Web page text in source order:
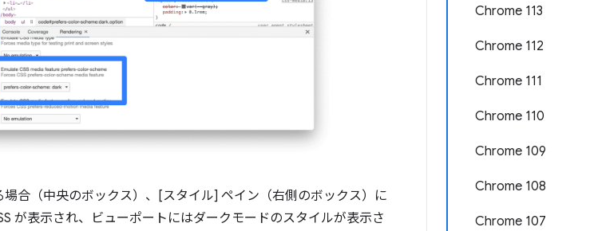
Chrome 113
Chrome 112
Chrome 111
Chrome 110
Chrome 109
Chrome 108
Chrome 107
合（中央のボックス）、[スタイル] ペイン（右側のボックス）に
が表示され、ビューポートにはダークモードのスタイルが表示さ